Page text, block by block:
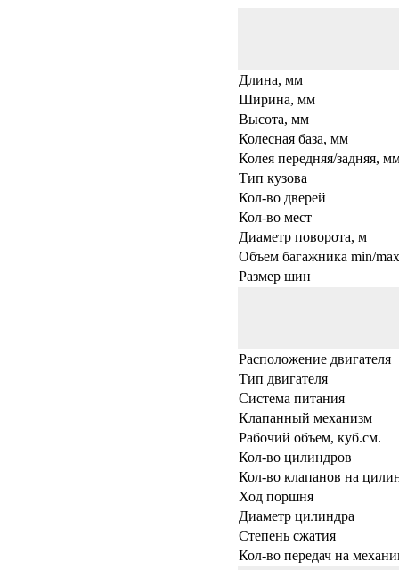
Длина, мм
Ширина, мм
Высота, мм
Колесная база, мм
Колея передняя/задняя,
Тип кузова
Кол-во дверей
Кол-во мест
Диаметр поворота, м
Объем багажника min/
Размер шин
Расположение двигателя
Тип двигателя
Система питания
Клапанный механизм
Рабочий объем, куб.см.
Кол-во цилиндров
Кол-во клапанов на
Ход поршня
Диаметр цилиндра
Степень сжатия
Кол-во передач на